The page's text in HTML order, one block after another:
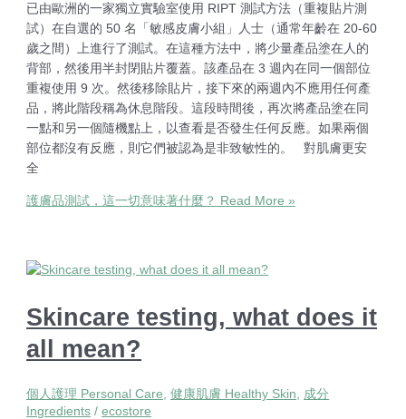
已由歐洲的一家獨立實驗室使用 RIPT 測試方法（重複貼片測
試）在自選的 50 名「敏感皮膚小組」人士（通常年齡在 20-60
歲之間）上進行了測試。在這種方法中，將少量產品塗在人的
背部，然後用半封閉貼片覆蓋。該產品在 3 週內在同一個部位
重複使用 9 次。然後移除貼片，接下來的兩週內不應用任何產
品，將此階段稱為休息階段。這段時間後，再次將產品塗在同
一點和另一個隨機點上，以查看是否發生任何反應。如果兩個
部位都沒有反應，則它們被認為是非致敏性的。 對肌膚更安
全
護膚品測試，這一切意味著什麼？ Read More »
Skincare testing, what does it
all mean?
個人護理 Personal Care ,健康肌膚 Healthy Skin
成分
Ingredients /ecostore